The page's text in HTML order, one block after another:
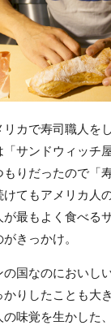
カで寿司職人を
サンドウィッチ
りだったので「
てもアメリカ人
最もよく食べる
きっかけ。
の国なのにおいし
りしたことも大
味覚を生かした